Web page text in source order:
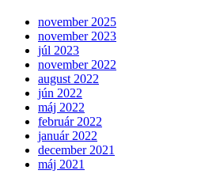
november 2025
november 2023
júl 2023
november 2022
august 2022
jún 2022
máj 2022
február 2022
január 2022
december 2021
máj 2021